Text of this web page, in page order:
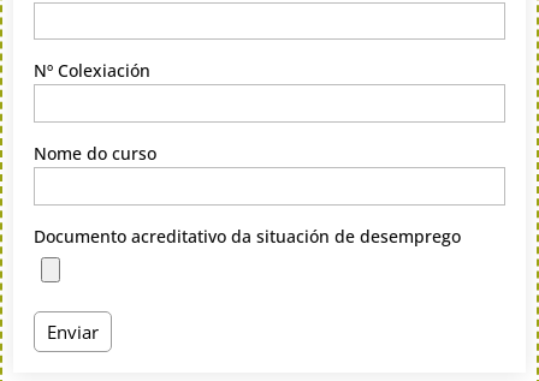
Nº Colexiación
Nome do curso
Documento acreditativo da situación de desemprego